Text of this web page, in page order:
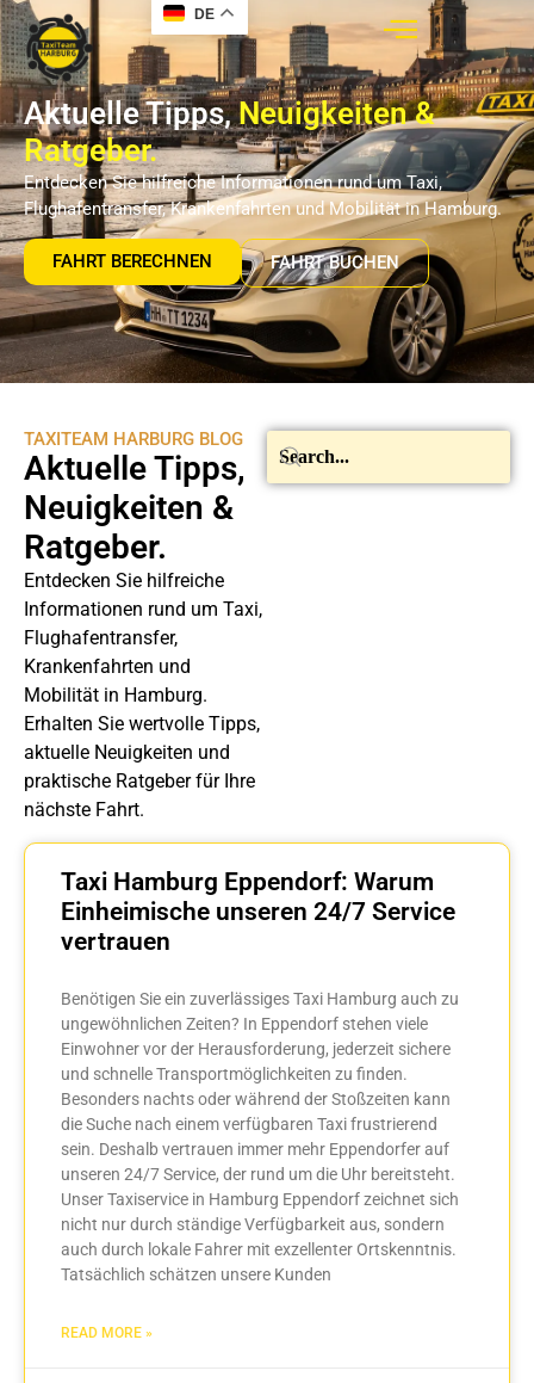
DE
Aktuelle Tipps,Neuigkeiten &
Ratgeber.
Entdecken Sie hilfreiche Informationen rund um Taxi,
Flughafentransfer, Krankenfahrten und Mobilität in Hamburg.
FAHRT BERECHNEN FAHRT BUCHEN
TAXITEAM HARBURG BLOG
Aktuelle Tipps,
Neuigkeiten &
Ratgeber.
Entdecken Sie hilfreiche
Informationen rund um Taxi,
Flughafentransfer,
Krankenfahrten und
Mobilität in Hamburg.
Erhalten Sie wertvolle Tipps,
aktuelle Neuigkeiten und
praktische Ratgeber für Ihre
nächste Fahrt.
Taxi Hamburg Eppendorf: Warum
Einheimische unseren 24/7 Service
vertrauen
Benötigen Sie ein zuverlässiges Taxi Hamburg auch zu
ungewöhnlichen Zeiten? In Eppendorf stehen viele
Einwohner vor der Herausforderung, jederzeit sichere
und schnelle Transportmöglichkeiten zu finden.
Besonders nachts oder während der Stoßzeiten kann
die Suche nach einem verfügbaren Taxi frustrierend
sein. Deshalb vertrauen immer mehr Eppendorfer auf
unseren 24/7 Service, der rund um die Uhr bereitsteht.
Unser Taxiservice in Hamburg Eppendorf zeichnet sich
nicht nur durch ständige Verfügbarkeit aus, sondern
auch durch lokale Fahrer mit exzellenter Ortskenntnis.
Tatsächlich schätzen unsere Kunden
READ MORE »